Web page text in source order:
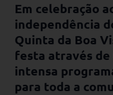
Em celebração
independência
Quinta da Boa
festa através de
intensa
para toda a